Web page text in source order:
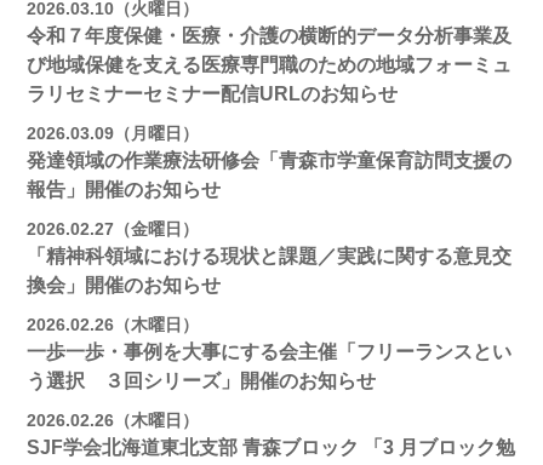
2026.03.10（火曜日）
令和７年度保健・医療・介護の横断的データ分析事業及
び地域保健を支える医療専門職のための地域フォーミュ
ラリセミナーセミナー配信URLのお知らせ
2026.03.09（月曜日）
発達領域の作業療法研修会「青森市学童保育訪問支援の
報告」開催のお知らせ
2026.02.27（金曜日）
「精神科領域における現状と課題／実践に関する意見交
換会」開催のお知らせ
2026.02.26（木曜日）
一歩一歩・事例を大事にする会主催「フリーランスとい
う選択 ３回シリーズ」開催のお知らせ
2026.02.26（木曜日）
SJF学会北海道東北支部 ⻘森ブロック 「3 月ブロック勉